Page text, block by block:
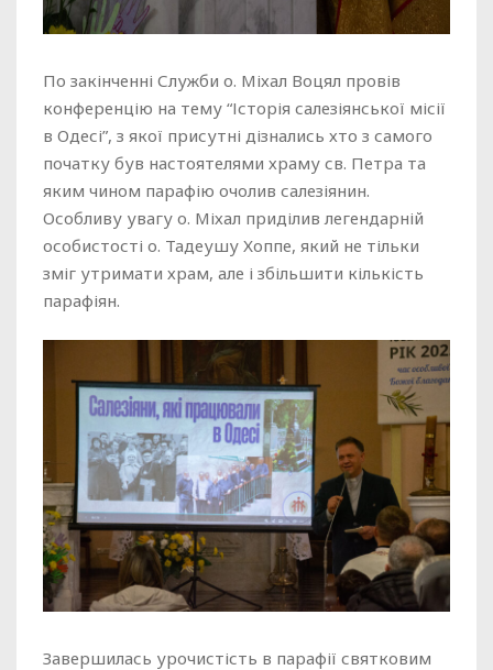
По закінченні Служби о. Міхал Воцял провів
конференцію на тему “Історія салезіянської місії
в Одесі”, з якої присутні дізнались хто з самого
початку був настоятелями храму св. Петра та
яким чином парафію очолив салезіянин.
Особливу увагу о. Міхал приділив легендарній
особистості о. Тадеушу Хоппе, який не тільки
зміг утримати храм, але і збільшити кількість
парафіян.
Завершилась урочистість в парафії святковим